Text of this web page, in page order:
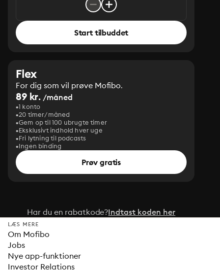
Start tilbuddet
Flex
For dig som vil prøve Mofibo.
89 kr. /måned
1 konto
20 timer/måned
Gem op til 100 ubrugte timer
Eksklusivt indhold hver uge
Fri lytning til podcasts
Ingen binding
Prøv gratis
Har du en rabatkode?Indtast koden her
LÆS MERE
Om Mofibo
Jobs
Nye app-funktioner
Investor Relations